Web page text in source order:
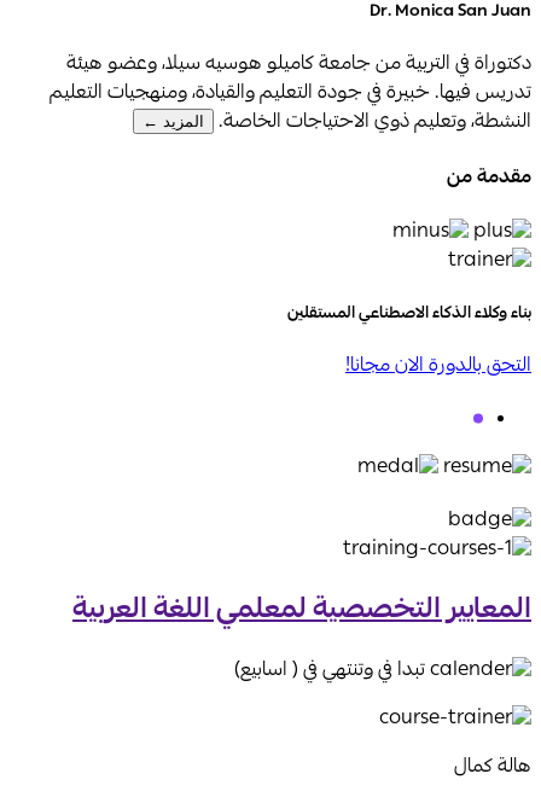
Dr. Monica San Juan
دكتوراة في التربية من جامعة كاميلو هوسيه سيلا، وعضو هيئة
تدريس فيها. خبيرة في جودة التعليم والقيادة، ومنهجيات التعليم
النشطة، وتعليم ذوي الاحتياجات الخاصة.
المزيد ←
مقدمة من
بناء وكلاء الذكاء الاصطناعي المستقلين
التحق بالدورة الان مجانا!
المعايير التخصصية لمعلمي اللغة العربية
تبدا في وتنتهي في ( اسابيع)
هالة كمال